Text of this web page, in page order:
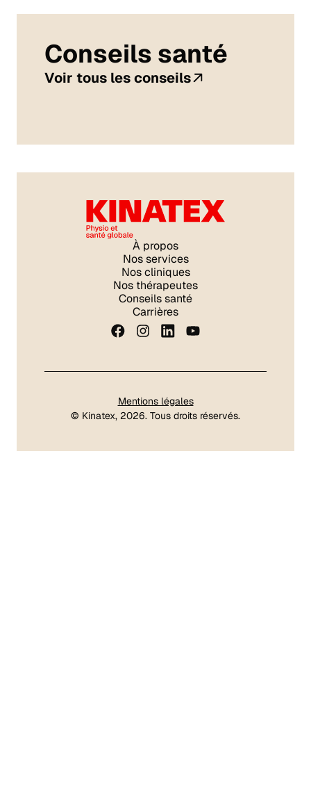
Conseils santé
Voir tous les conseils
À propos
Nos services
Nos cliniques
Nos thérapeutes
Conseils santé
Carrières
Mentions légales
© Kinatex, 2026. Tous droits réservés.